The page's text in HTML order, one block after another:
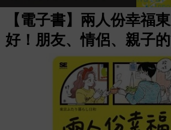
【電子書】兩人份幸福
好！朋友、情侶、親子